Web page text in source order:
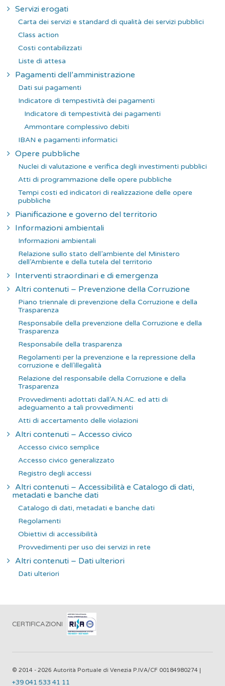
Servizi erogati
Carta dei servizi e standard di qualità dei servizi pubblici
Class action
Costi contabilizzati
Liste di attesa
Pagamenti dell’amministrazione
Dati sui pagamenti
Indicatore di tempestività dei pagamenti
Indicatore di tempestività dei pagamenti
Ammontare complessivo debiti
IBAN e pagamenti informatici
Opere pubbliche
Nuclei di valutazione e verifica degli investimenti pubblici
Atti di programmazione delle opere pubbliche
Tempi costi ed indicatori di realizzazione delle opere
pubbliche
Pianificazione e governo del territorio
Informazioni ambientali
Informazioni ambientali
Relazione sullo stato dell’ambiente del Ministero
dell’Ambiente e della tutela del territorio
Interventi straordinari e di emergenza
Altri contenuti – Prevenzione della Corruzione
Piano triennale di prevenzione della Corruzione e della
Trasparenza
Responsabile della prevenzione della Corruzione e della
Trasparenza
Responsabile della trasparenza
Regolamenti per la prevenzione e la repressione della
corruzione e dell’illegalità
Relazione del responsabile della Corruzione e della
Trasparenza
Provvedimenti adottati dall’A.N.AC. ed atti di
adeguamento a tali provvedimenti
Atti di accertamento delle violazioni
Altri contenuti – Accesso civico
Accesso civico semplice
Accesso civico generalizzato
Registro degli accessi
Altri contenuti – Accessibilità e Catalogo di dati,
metadati e banche dati
Catalogo di dati, metadati e banche dati
Regolamenti
Obiettivi di accessibilità
Provvedimenti per uso dei servizi in rete
Altri contenuti – Dati ulteriori
Dati ulteriori
CERTIFICAZIONI
© 2014 - 2026 Autorità Portuale di Venezia P.IVA/CF 00184980274 |
+39 041 533 41 11